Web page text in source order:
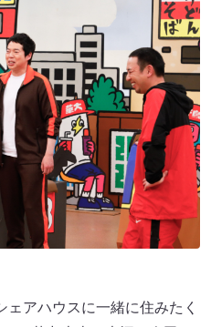
アハウスに一緒に住みたく